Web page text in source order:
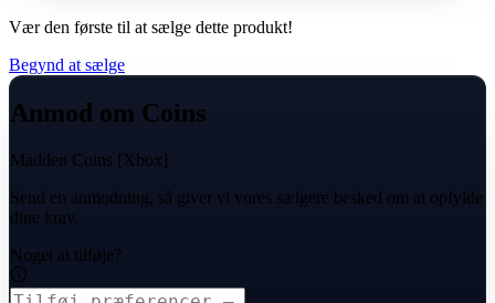
Vær den første til at sælge dette produkt!
Begynd at sælge
Anmod om Coins
Madden Coins [Xbox]
Send en anmodning, så giver vi vores sælgere besked om at opfylde
dine krav.
Noget at tilføje?